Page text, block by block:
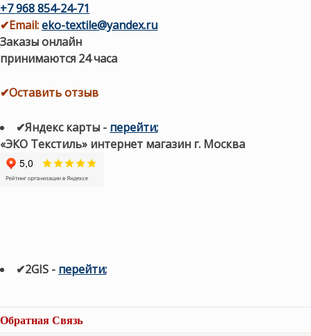
+7 968 854-24-71
✔Email:eko-textile@yandex.ru
Заказы онлайн
принимаются 24 часа
✔Оставить отзыв
✔Яндекс карты - перейти;
«ЭКО Текстиль» интернет магазин г. Москва
✔2GIS - перейти;
Обратная Связь